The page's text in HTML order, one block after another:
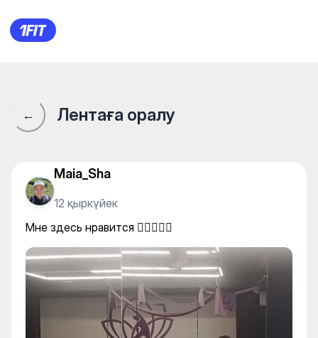
Medina Fitness Studio — Yoga
← Лентаға оралу
Maia_Sha
12 қыркүйек
Мне здесь нравится 👍🏻🤸🏻‍♀️